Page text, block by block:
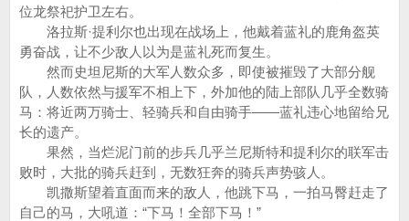
位龙祭祀护卫左右。
洛拉斯·提利尔也出现在战场上，他戴着蓝礼的鹿角盔英
勇奋战，让不少敌人以为是蓝礼死而复生。
然而史坦尼斯的大军人数众多，即使被摧毁了大部分舰
队，人数依然与援军不相上下，外加他的陆上部队几乎全数骑
马：将近两万骑士、轻骑兵和自由骑手——蓝礼违心地留给兄
长的遗产。
果然，当烂泥门前的步兵几乎兰尼斯特和提利尔的联军击
败时，大批的骑兵赶到，无数狂奔的骑兵声势骇人。
凯撒斯望着直面而来的敌人，他跳下马，一拍马臀赶走了
自己的马，大吼道：“下马！全部下马！”